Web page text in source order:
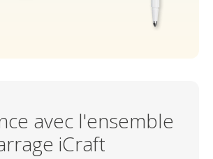
avec l'ensemble
iCraft